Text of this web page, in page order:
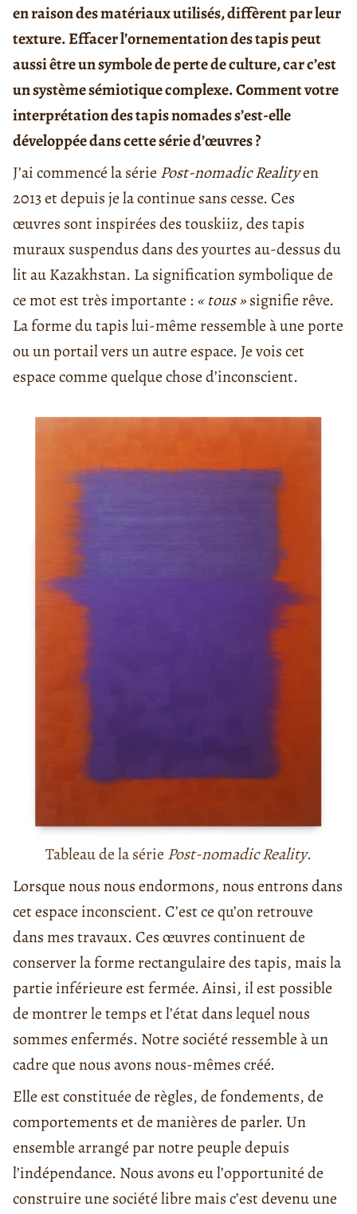
en raison des matériaux utilisés, diffèrent par leur
texture. Effacer l’ornementation des tapis peut
aussi être un symbole de perte de culture, car c’est
un système sémiotique complexe. Comment votre
interprétation des tapis nomades s’est-elle
développée dans cette série d’œuvres ?
J’ai commencé la série Post-nomadic Realityen
2013 et depuis je la continue sans cesse. Ces
œuvres sont inspirées des touskiiz, des tapis
muraux suspendus dans des yourtes au-dessus du
lit au Kazakhstan. La signification symbolique de
ce mot est très importante : « tous »signifie rêve.
La forme du tapis lui-même ressemble à une porte
ou un portail vers un autre espace. Je vois cet
espace comme quelque chose d’inconscient.
Tableau de la série Post-nomadic Reality.
Lorsque nous nous endormons, nous entrons dans
cet espace inconscient. C’est ce qu’on retrouve
dans mes travaux. Ces œuvres continuent de
conserver la forme rectangulaire des tapis, mais la
partie inférieure est fermée. Ainsi, il est possible
de montrer le temps et l’état dans lequel nous
sommes enfermés. Notre société ressemble à un
cadre que nous avons nous-mêmes créé.
Elle est constituée de règles, de fondements, de
comportements et de manières de parler. Un
ensemble arrangé par notre peuple depuis
l’indépendance. Nous avons eu l’opportunité de
construire une société libre mais c’est devenu une